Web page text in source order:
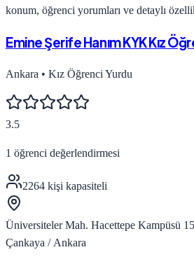
konum, öğrenci yorumları ve detaylı
Emine Şerife Hanım KYK Kız
Ankara • Kız Öğrenci Yurdu
3.5
1 öğrenci değerlendirmesi
2264 kişi kapasiteli
Üniversiteler Mah. Hacettepe Kampüsü
Çankaya / Ankara